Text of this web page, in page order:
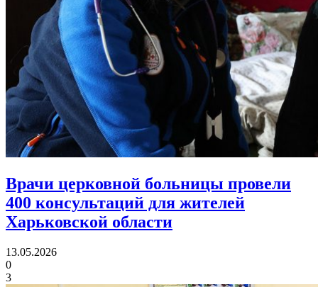
Врачи церковной больницы провели
400 консультаций для жителей
Харьковской области
13.05.2026
0
3